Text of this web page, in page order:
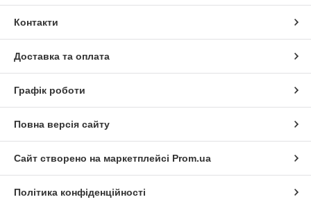
Контакти
Доставка та оплата
Графік роботи
Повна версія сайту
Сайт створено на маркетплейсі Prom.ua
Політика конфіденційності